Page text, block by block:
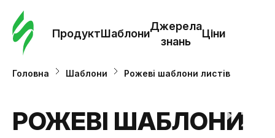
ПродуктШаблони
Джерела
знань
Ціни
Головна Шаблони Рожеві шаблони листів
РОЖЕВІ ШАБЛОНИ